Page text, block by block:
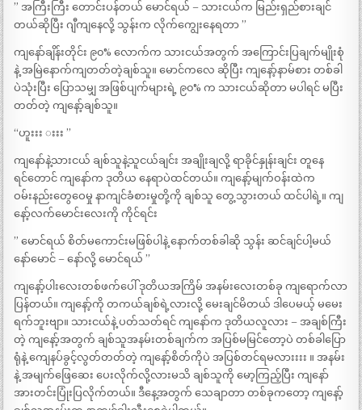
” အကြီးကြီး တောင်းပန်တယ် မောင်ရယ် – သားငယ်က မြည်းရှည်စားချင်
တယ်ဆိုပြီး ဂျီကျနေလို့ သွန်းက လိုက်ကျွေးနေရတာ ”
ကျနော်ချိန်းတိုင်း ၉၀% လောက်က သားငယ်အတွက် အကြောင်းပြချက်မျိုးစုံ
နဲ့ အမြဲနောက်ကျတတ်တဲ့ချစ်သူ။ မောင်ကလေ ဆိုပြီး ကျနော့်နာမ်စား တစ်ခါ
ပဲသုံးပြီး ပြောသမျှ အဖြစ်ပျက်များရဲ့ ၉၀% က သားငယ်ဆိုတာ မပါရင် မပြီး
တတ်တဲ့ ကျနော့်ချစ်သူ။
“ဟူးးး းးး ”
ကျနော်နဲ့သားငယ် ချစ်သူနဲ့သူငယ်ချင်း အချိုးချလို့ ရာခိုင်နှုန်းချင်း တူနေ
ရင်တောင် ကျနော်က ဒုတိယ နေရာပဲထင်တယ်။ ကျနော့်မျက်ဝန်းထဲက
ဝမ်းနည်းတွေဝေမှု နာကျင်ခံစားမှုတို့ကို ချစ်သူ တွေ့သွားတယ် ထင်ပါရဲ့။ ကျ
နော့်လက်မောင်းလေးကို ကိုင်ရင်း
” မောင်ရယ် စိတ်မကောင်းမဖြစ်ပါနဲ့ နောက်တစ်ခါဆို သွန်း ဆင်ချင်ပါ့မယ်
နော်မောင် – နော်လို့ မောင်ရယ် ”
ကျနော့်ပါးလေးတစ်ဖက်ပေါ် ဒုတိယအကြိမ် အနမ်းလေးတစ်ခု ကျရောက်လာ
ပြန်တယ်။ ကျနော့်ကို တကယ်ချစ်ရဲ့လားလို့ မေးချင်မိတယ် ဒါပေမယ့် မမေး
ရက်ဘူးဗျာ။ သားငယ်နဲ့ ပတ်သတ်ရင် ကျနော်က ဒုတိယလူလား – အချစ်ကြီး
တဲ့ ကျနော့်အတွက် ချစ်သူအနမ်းတစ်ချက်က အပြစ်မမြင်တော့ပဲ တစ်ခါပြော
ရုံနဲ့ ကျေနပ်ခွင့်လွတ်တတ်တဲ့ ကျနော့်စိတ်ကိုပဲ အပြစ်တင်ရမလားးးး ။ အနမ်း
နဲ့ အမျက်ဖြေဆေး ပေးလိုက်လို့လားမသိ ချစ်သူကို မော့ကြည့်ပြီး ကျနော်
အားတင်းပြုံးပြလိုက်တယ်။ ဒီနေ့အတွက် သေချာတာ တစ်ခုကတော့ ကျနော့်